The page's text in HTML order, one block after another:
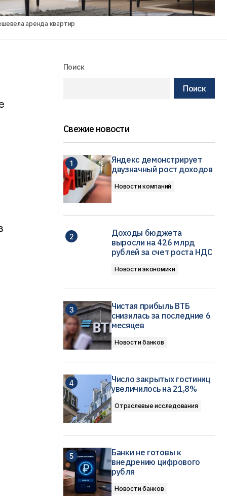
аренда квартир
Поиск
Поиск
Свежие новости
Яндекс демонстрирует
двузначный рост доходов
Новости компаний
Доходы бюджета
выросли на 426 млрд
рублей за счет роста НДС
Новости экономики
Чистая прибыль ВТБ
снизилась за последние 6
месяцев
Новости банков
Число закрытых гостиниц
увеличилось на 21,8%
Отраслевые исследования
Банки не готовы к
внедрению цифрового
рубля
Новости банков